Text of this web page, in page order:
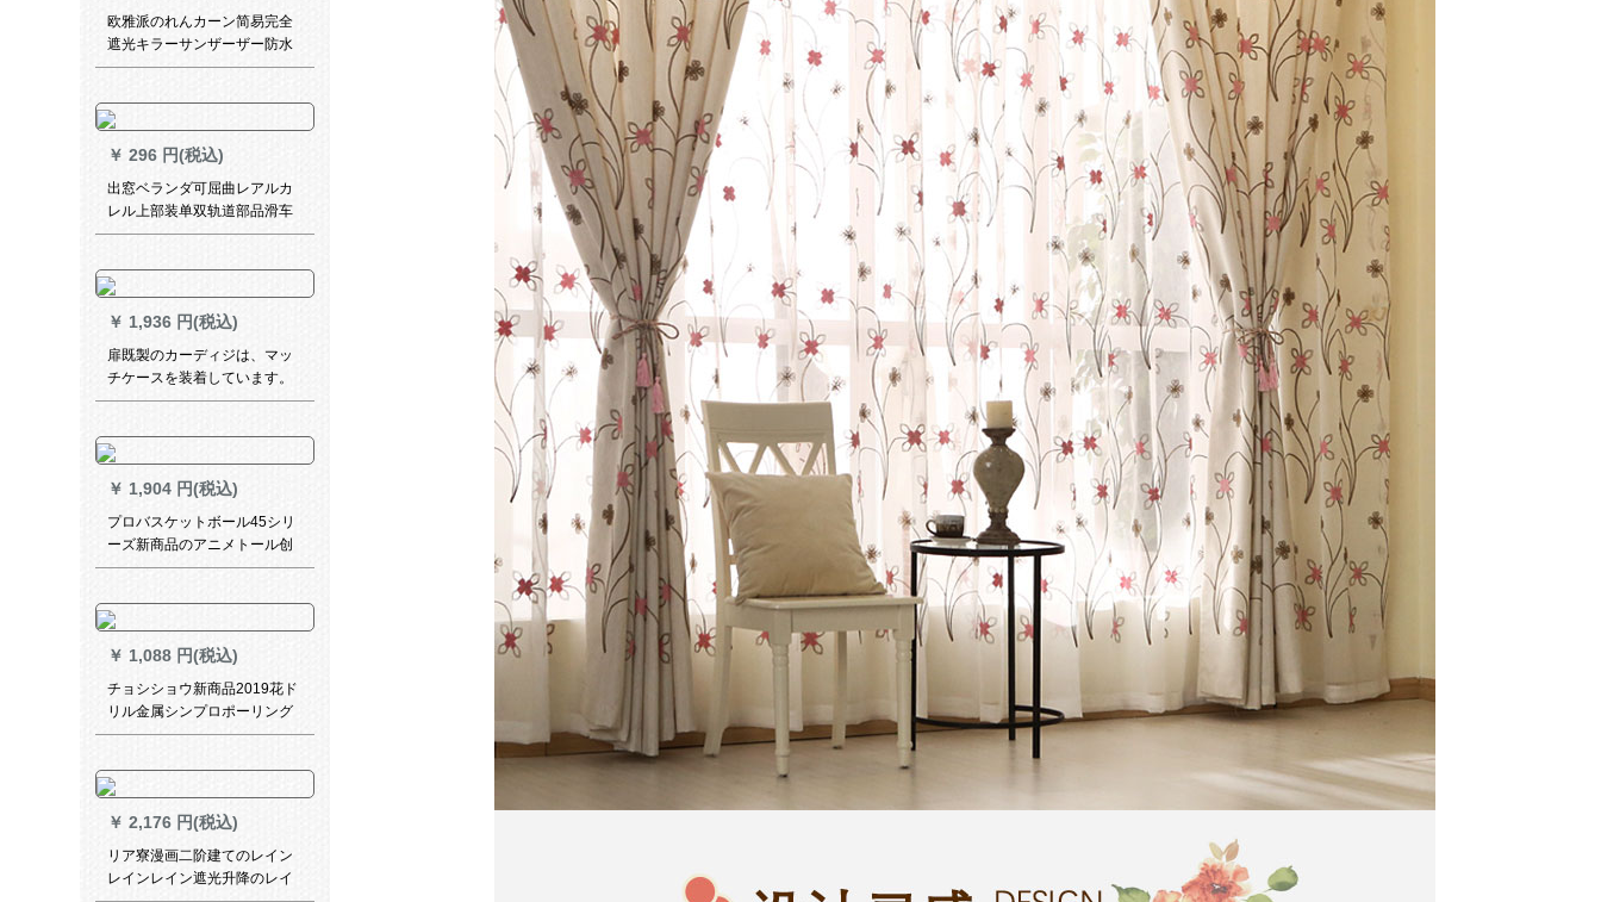
欧雅派のれんカーン简易完全
遮光キラーサンザーザー防水
山水画布カーンテン寝室ベレ
ーン一幅(2メトール高)
￥ 296 円(税込)
出窓ベランダ可屈曲レアルカ
レル上部装单双轨道部品滑车
BMWゴルドモル上部装+フュ
￥ 1,936 円(税込)
扉既製のカーディジは、マッ
チケースを装着しています。
星の金を遮光して寝室の少女
ッカーテルテルテルの寝室の
ベルダウウィンドウ出张棒
【少女粉】布+纱+カーターテ
テン1.8枚x 2.0高
￥ 1,904 円(税込)
プロバスケットボール45シリ
ーズ新商品のアニメトール创
意クロコダイルのテロップが
￥ 1,088 円(税込)
チョシショウ新商品2019花ド
リル金属シンプロポーリング
単棒ロシリーズシリーズシリ
リル-贵妃银-双棒は何メトルで
何枚かつまみます。
￥ 2,176 円(税込)
リア寮漫画二阶建てのレイン
レインレイン遮光升降のレイ